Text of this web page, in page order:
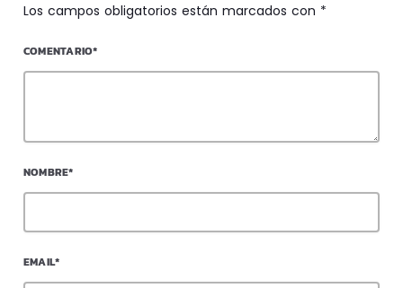
Los campos obligatorios están marcados con *
COMENTARIO*
NOMBRE*
EMAIL*